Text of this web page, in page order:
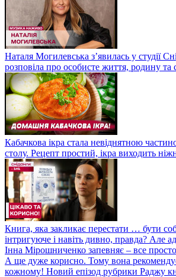
Наталя Могилевська з’явилась у студії
розповіла про особисте життя, родину та
Кабачкова ікра стала невіднятною
столу. Рецепт простий, ікра виходить
Книга, яка закликає перестати … бути
інтригуюче і навіть дивно, правда? Але
Інна Мірошниченко запевняє – все
А ще дуже корисно. Тому вона
кожному! Новий епізод рубрики Раджу